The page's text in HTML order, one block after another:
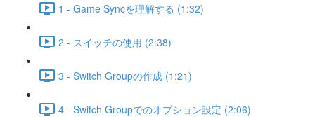
1 - Game Syncを理解する (1:32)
2 - スイッチの使用 (2:38)
3 - Switch Groupの作成 (1:21)
4 - Switch Groupでのオプション設定 (2:06)